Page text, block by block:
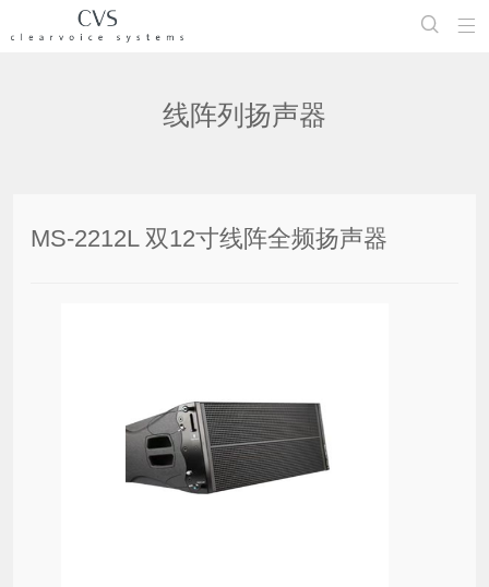


线阵列扬声器
MS-2212L 双12寸线阵全频扬声器